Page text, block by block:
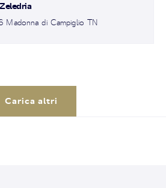
Madonna di Campiglio TN
Carica altri